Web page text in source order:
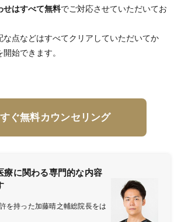
せはすべて無料でご対応させていただいてお
な点などはすべてクリアしていただいてか
始できます。
ぐ無料カウンセリング
療に関わる専門的な内容
を持った加藤晴之輔総院長をは